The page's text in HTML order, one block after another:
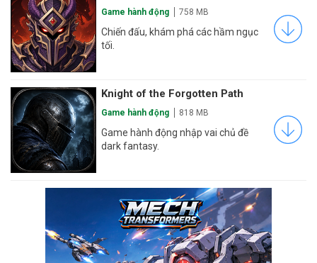
Game hành động 758 MB
Chiến đấu, khám phá các hầm ngục
tối.
Knight of the Forgotten Path
Game hành động 818 MB
Game hành động nhập vai chủ đề
dark fantasy.